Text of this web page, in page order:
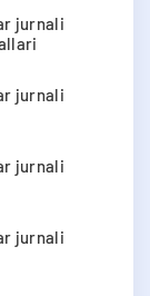
jurnali
jurnali
jurnali
jurnali